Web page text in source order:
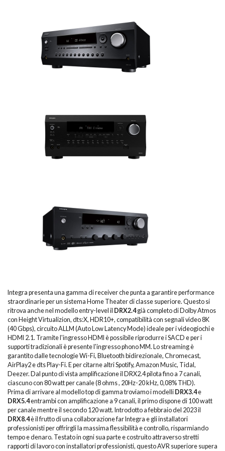
Integra presenta una gamma di receiver che punta a garantire performance
straordinarie per un sistema Home Theater di classe superiore. Questo si
ritrova anche nel modello entry-level il DRX2.4già completo di Dolby Atmos
con Height Virtualizion, dts:X, HDR10+, compatibilità con segnali video 8K
(40 Gbps), circuito ALLM (Auto Low Latency Mode) ideale per i videogiochi e
HDMI 2.1. Tramite l'ingresso HDMI è possibile riprodurre i SACD e per i
supporti tradizionali è presente l'ingresso phono MM. Lo streaming è
garantito dalle tecnologie Wi-Fi, Bluetooth bidirezionale, Chromecast,
AirPlay2 e dts Play-Fi. E per citarne altri Spotify, Amazon Music, Tidal,
Deezer. Dal punto di vista amplificazione il DRX2.4 pilota fino a 7 canali,
ciascuno con 80 watt per canale (8 ohms , 20Hz-20 kHz, 0,08% THD).
Prima di arrivare al modello top di gamma troviamo i modelli DRX3.4e
DRX5.4entrambi con amplificazione a 9 canali, il primo dispone di 100 watt
per canale mentre il secondo 120 watt. Introdotto a febbraio del 2023 il
DRX8.4è il frutto di una collaborazione far Integra e gli installatori
professionisti per offrirgli la massima flessibilità e controllo, risparmiando
tempo e denaro. Testato in ogni sua parte e costruito attraverso stretti
rapporti di lavoro con installatori professionisti, questo AVR superiore supera